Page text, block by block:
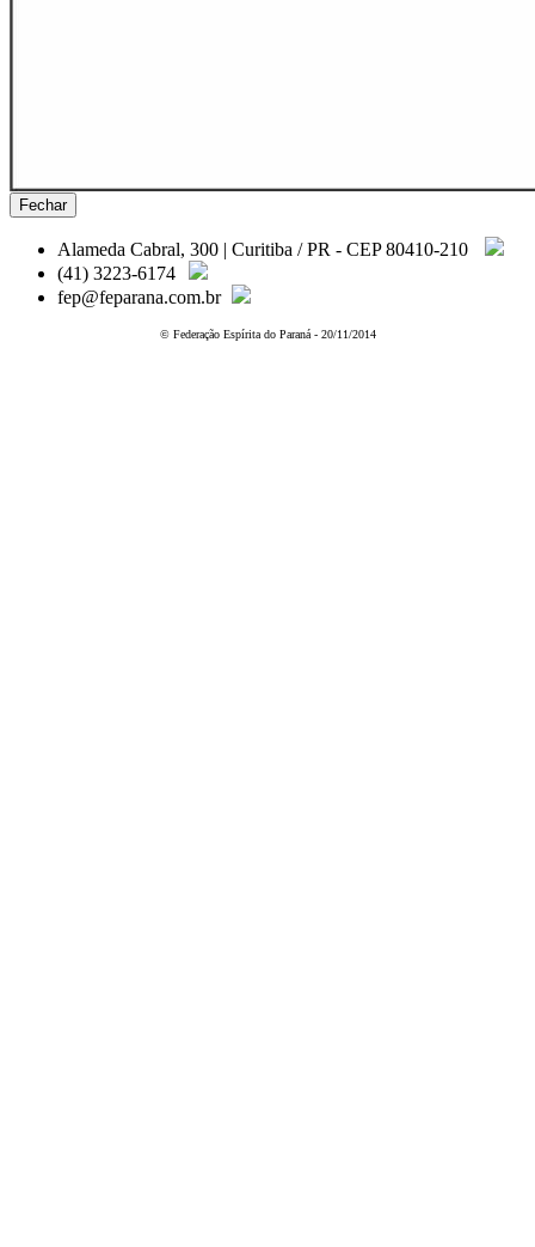
Fechar
Alameda Cabral, 300 | Curitiba / PR - CEP 80410-210
(41) 3223-6174
fep@feparana.com.br
© Federação Espírita do Paraná - 20/11/2014